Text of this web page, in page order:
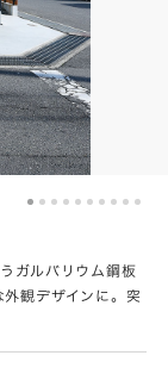
ガルバリウム鋼板
観デザインに。突